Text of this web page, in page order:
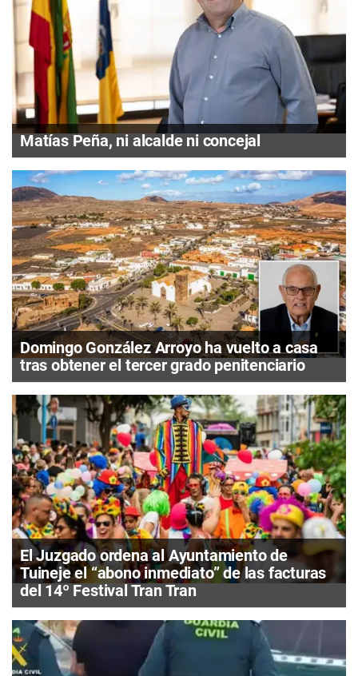
Matías Peña, ni alcalde ni concejal
Domingo González Arroyo ha vuelto a casa
tras obtener el tercer grado penitenciario
El Juzgado ordena al Ayuntamiento de
Tuineje el “abono inmediato” de las facturas
del 14º Festival Tran Tran